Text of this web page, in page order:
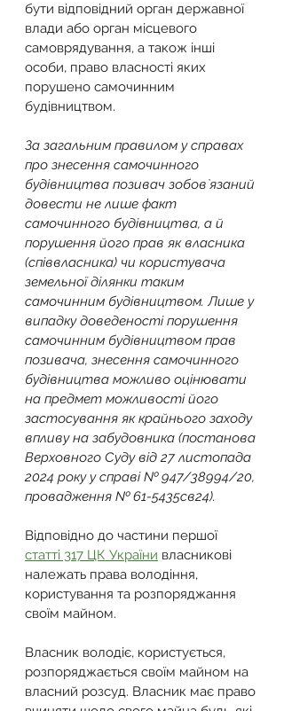
бути відповідний орган державної
влади або орган місцевого
самоврядування, а також інші
особи, право власності яких
порушено самочинним
будівництвом.
За загальним правилом у справах
про знесення самочинного
будівництва позивач зобов`язаний
довести не лише факт
самочинного будівництва, а й
порушення його прав як власника
(співвласника) чи користувача
земельної ділянки таким
самочинним будівництвом. Лише у
випадку доведеності порушення
самочинним будівництвом прав
позивача, знесення самочинного
будівництва можливо оцінювати
на предмет можливості його
застосування як крайнього заходу
впливу на забудовника (постанова
Верховного Суду від 27 листопада
2024 року у справі № 947/38994/20,
провадження № 61-5435св24).
Відповідно до частини першої
статті 317 ЦК України власникові
належать права володіння,
користування та розпоряджання
своїм майном.
Власник володіє, користується,
розпоряджається своїм майном на
власний розсуд. Власник має право